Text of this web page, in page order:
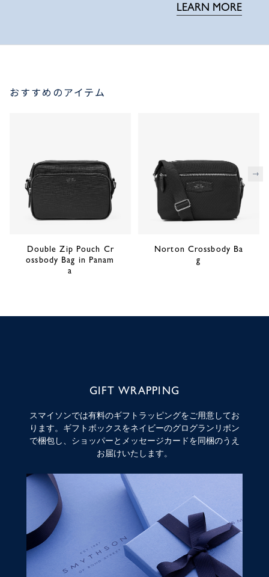
LEARN MORE
おすすめのアイテム
Double Zip Pouch Cr
ossbody Bag in Panam
a
Norton Crossbody Ba
g
次
GIFT WRAPPING
スマイソンでは有料のギフトラッピングをご用意してお
ります。ギフトボックスをネイビーのグログランリボン
で梱包し、ショッパーとメッセージカードを同梱のうえ
お届けいたします。